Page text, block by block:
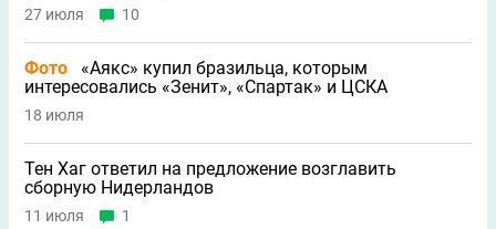
27 июля 10
Фото
«Аякс» купил бразильца, которым
интересовались «Зенит», «Спартак» и ЦСКА
18 июля
Тен Хаг ответил на предложение возглавить
сборную Нидерландов
11 июля 1